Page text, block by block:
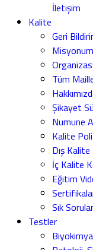
İletişim
Kalite
Geri
Tüm
Şikayet
Numune
Kalite
Dış
İç Kalite
Eğitim
Sık
Testler